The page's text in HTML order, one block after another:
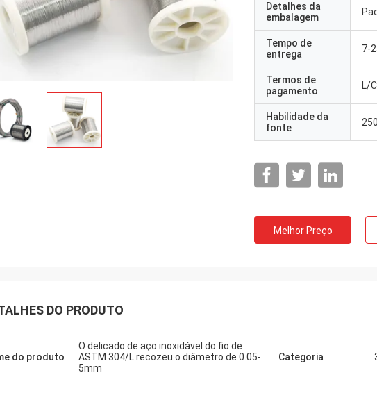
Detalhes da
embalagem
Tempo de
entrega
7-
Termos de
pagamento
L/
Habilidade da
fonte
Melhor Preço
DO PRODUTO
do produto
O delicado de aço inoxidável do fio de
ASTM 304/L recozeu o diâmetro de 0.05-
5mm
Categoria